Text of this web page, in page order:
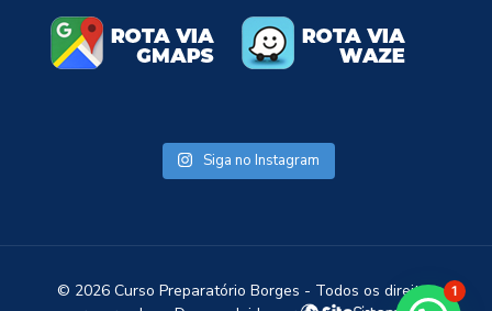
Siga no Instagram
© 2026 Curso Preparatório Borges - Todos os direitos
1